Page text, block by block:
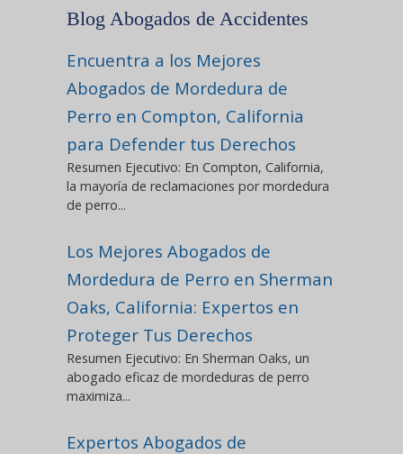
Blog Abogados de Accidentes
Encuentra a los Mejores
Abogados de Mordedura de
Perro en Compton, California
para Defender tus Derechos
Resumen Ejecutivo: En Compton, California,
la mayoría de reclamaciones por mordedura
de perro...
Los Mejores Abogados de
Mordedura de Perro en Sherman
Oaks, California: Expertos en
Proteger Tus Derechos
Resumen Ejecutivo: En Sherman Oaks, un
abogado eficaz de mordeduras de perro
maximiza...
Expertos Abogados de